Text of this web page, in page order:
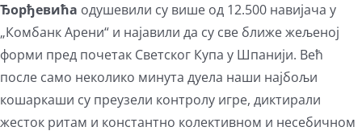
Ђорђевића одушевили су више од 12.500 навијача у
„Комбанк Арени“ и најавили да су све ближе жељеној
форми пред почетак Светског Купа у Шпанији. Већ
после само неколико минута дуела наши најбољи
кошаркаши су преузели контролу игре, диктирали
жесток ритам и константно колективном и несебичном